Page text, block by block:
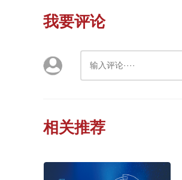
我要评论
相关推荐